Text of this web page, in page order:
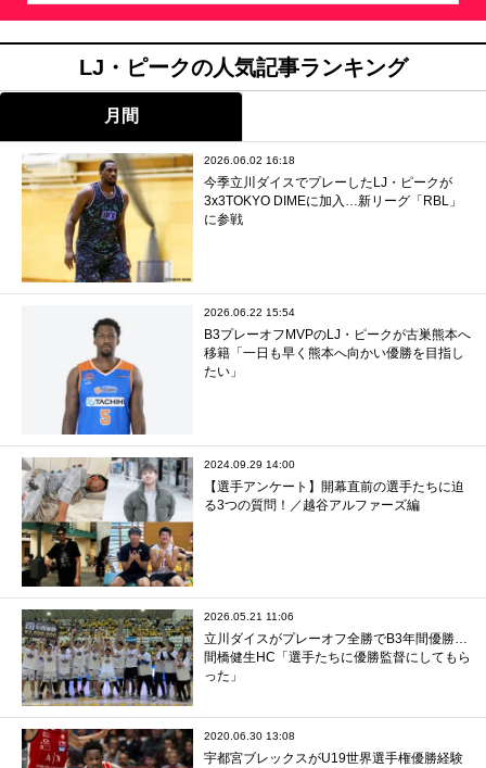
LJ・ピークの人気記事ランキング
月間
2026.06.02 16:18
今季立川ダイスでプレーしたLJ・ピークが
3x3TOKYO DIMEに加入…新リーグ「RBL」
に参戦
2026.06.22 15:54
B3プレーオフMVPのLJ・ピークが古巣熊本へ
移籍「一日も早く熊本へ向かい優勝を目指し
たい」
2024.09.29 14:00
【選手アンケート】開幕直前の選手たちに迫
る3つの質問！／越谷アルファーズ編
2026.05.21 11:06
立川ダイスがプレーオフ全勝でB3年間優勝…
間橋健生HC「選手たちに優勝監督にしてもら
った」
2020.06.30 13:08
宇都宮ブレックスがU19世界選手権優勝経験